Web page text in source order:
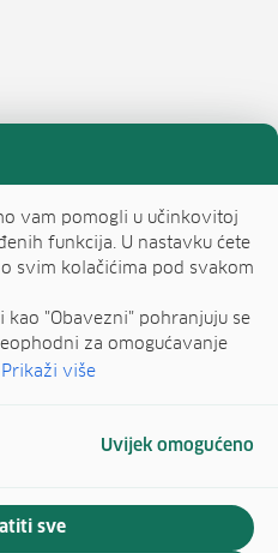
vam pomogli u učinkovitoj
funkcija. U nastavku ćete
svim kolačićima pod svakom
"Obavezni" pohranjuju se
za omogućavanje
Prikaži više
Uvijek omogućeno
sve